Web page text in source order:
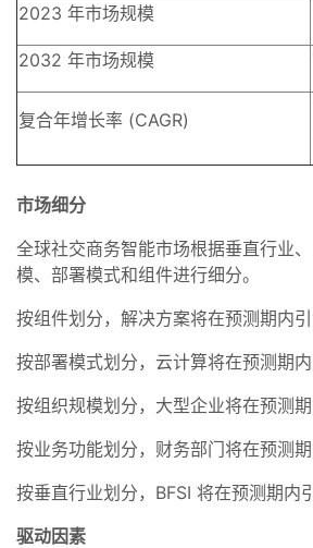
2023 年市场规模
2032 年市场规模
复合年增长率 (CAGR)
市场细分
全球社交商务智能市场根据垂直行业
模、部署模式和组件进行细分。
按组件划分，解决方案将在预测期内引
按部署模式划分，云计算将在预测期内
按组织规模划分，大型企业将在预测期
按业务功能划分，财务部门将在预测期
按垂直行业划分，BFSI 将在预测期内
驱动因素